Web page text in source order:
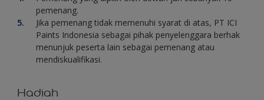
pemenang.
Jika pemenang tidak memenuhi syarat di atas, PT ICI
Paints Indonesia sebagai pihak penyelenggara berhak
menunjuk peserta lain sebagai pemenang atau
mendiskualifikasi.
Hadiah